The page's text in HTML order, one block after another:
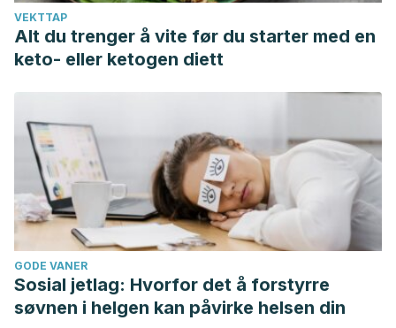
Associations between iris characteristics and personality in
adulthood. Biological Psychology.
https://doi.org/10.1016/j.biopsycho.2007.01.007
VEKTTAP
Alt du trenger å vite før du starter med en
keto- eller ketogen diett
GODE VANER
Sosial jetlag: Hvorfor det å forstyrre
søvnen i helgen kan påvirke helsen din